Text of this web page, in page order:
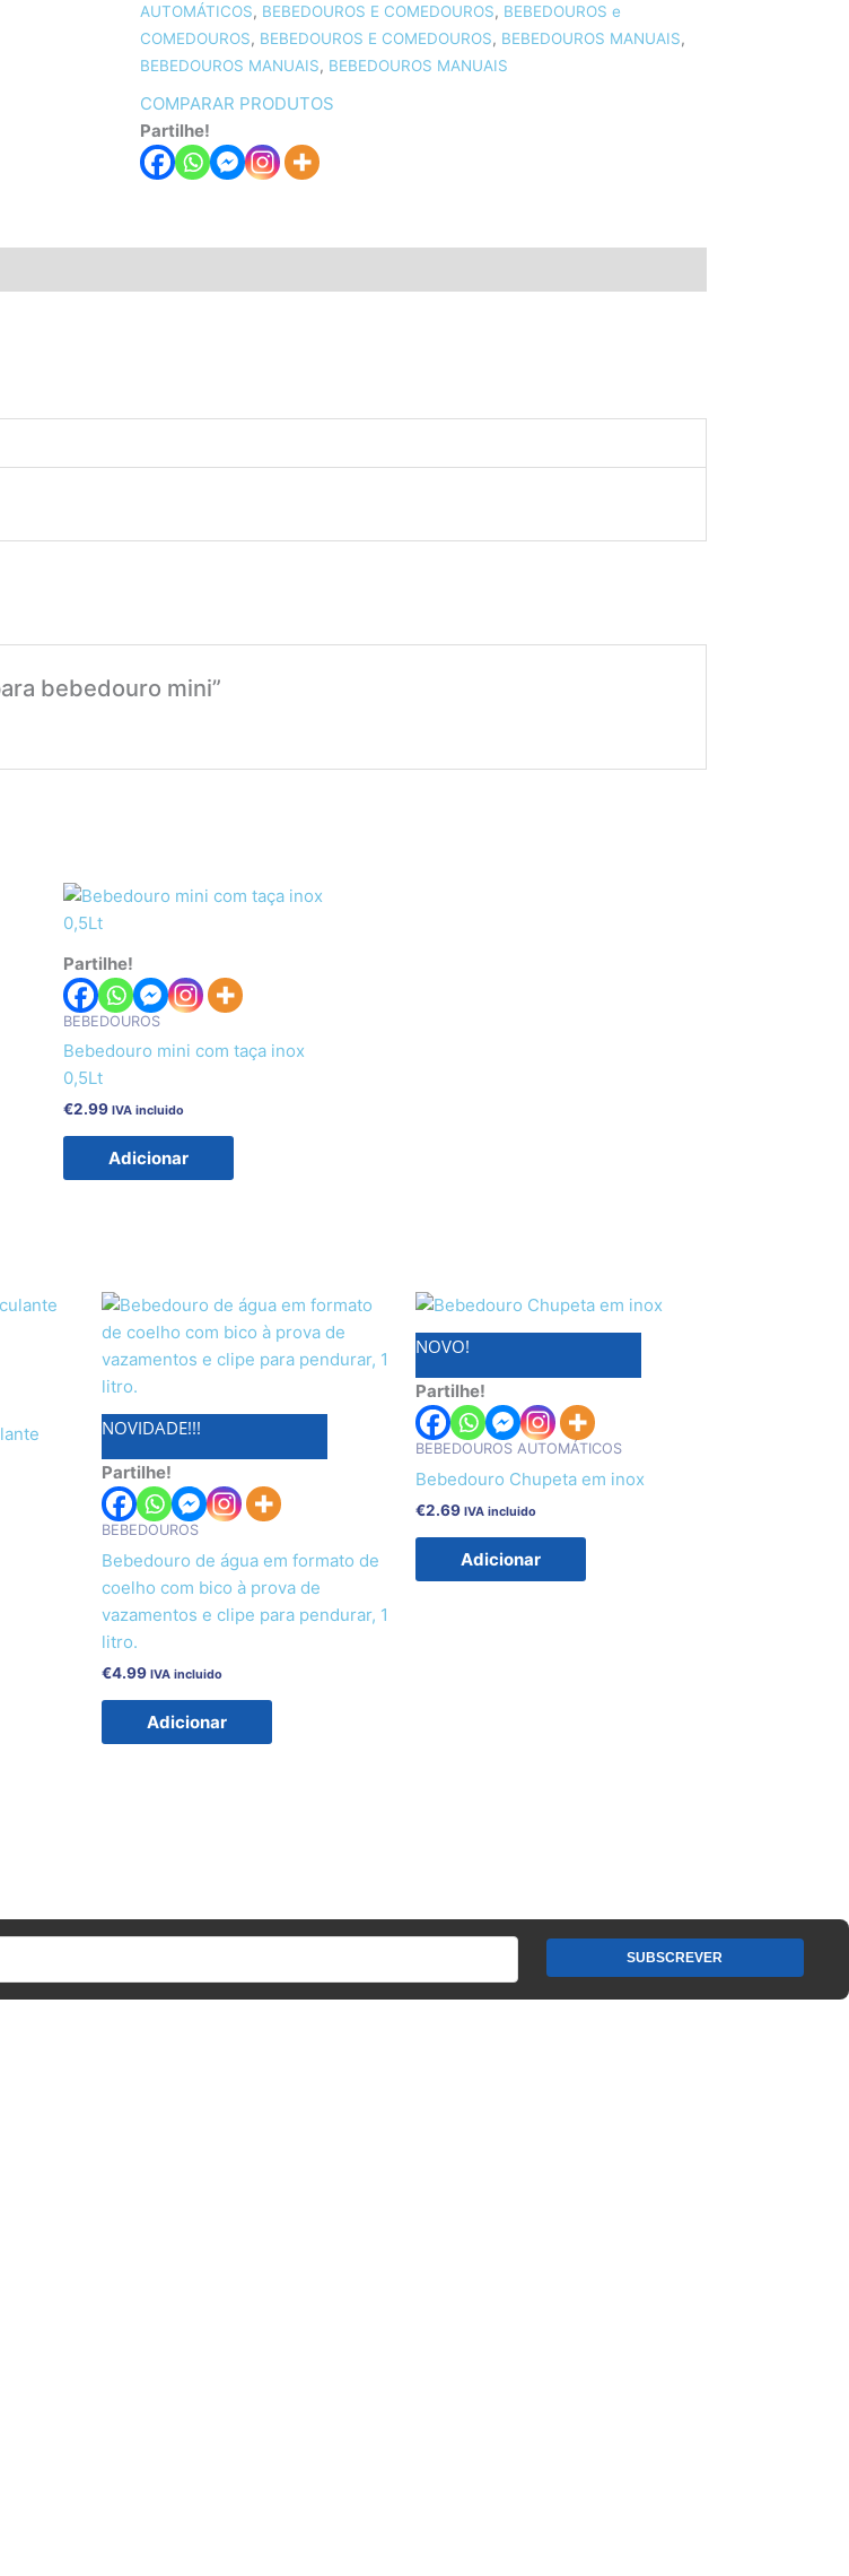
AUTOMÁTICOS, BEBEDOUROS E COMEDOUROS, BEBEDOUROS e
COMEDOUROS, BEBEDOUROS E COMEDOUROS, BEBEDOUROS MANUAIS,
BEBEDOUROS MANUAIS, BEBEDOUROS MANUAIS
COMPARAR PRODUTOS
Partilhe!
bebedouro mini”
Partilhe!
BEBEDOUROS
Bebedouro mini com taça inox
0,5Lt
€2.99 IVA incluido
Adicionar
NOVIDADE!!!
Partilhe!
BEBEDOUROS
Bebedouro de água em formato de
coelho com bico à prova de
vazamentos e clipe para pendurar, 1
litro.
€4.99 IVA incluido
Adicionar
NOVO!
Partilhe!
BEBEDOUROS AUTOMÁTICOS
Bebedouro Chupeta em inox
€2.69 IVA incluido
Adicionar